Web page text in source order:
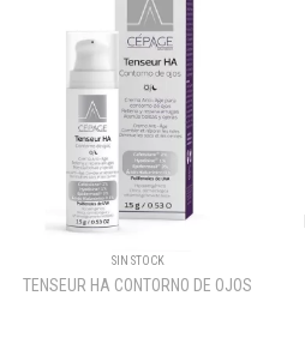
SIN STOCK
TENSEUR HA CONTORNO DE OJOS